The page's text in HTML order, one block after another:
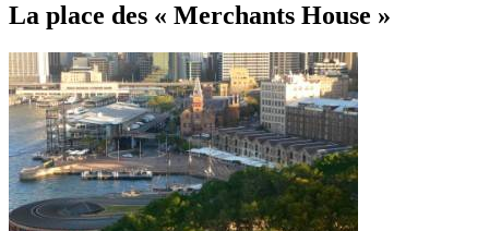
La place des « Merchants House »